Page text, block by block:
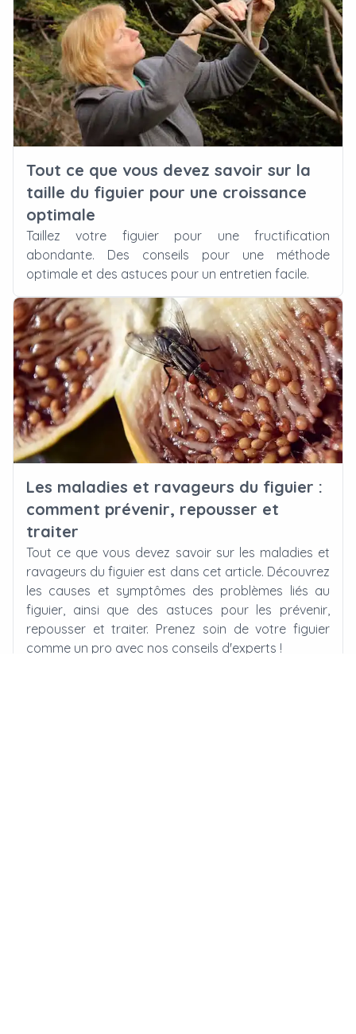
Tout ce que vous devez savoir sur la
taille du figuier pour une croissance
optimale
Taillez votre figuier pour une fructification
abondante. Des conseils pour une méthode
optimale et des astuces pour un entretien facile.
Les maladies et ravageurs du figuier :
comment prévenir, repousser et
traiter
Tout ce que vous devez savoir sur les maladies et
ravageurs du figuier est dans cet article. Découvrez
les causes et symptômes des problèmes liés au
figuier, ainsi que des astuces pour les prévenir,
repousser et traiter. Prenez soin de votre figuier
comme un pro avec nos conseils d'experts !